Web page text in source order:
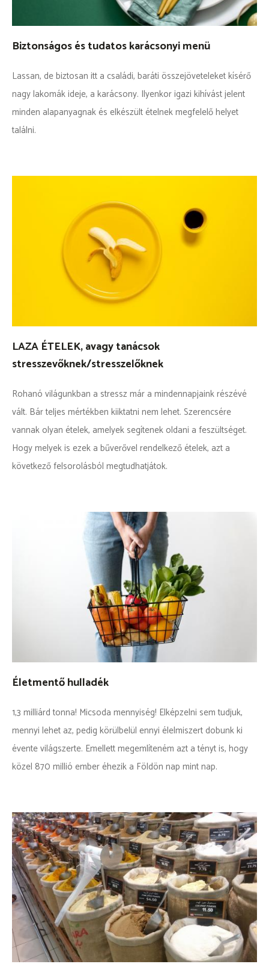
Biztonságos és tudatos karácsonyi menü
Lassan, de biztosan itt a családi, baráti összejöveteleket kísérő
nagy lakomák ideje, a karácsony. Ilyenkor igazi kihívást jelent
minden alapanyagnak és elkészült ételnek megfelelő helyet
találni.
LAZA ÉTELEK, avagy tanácsok
stresszevőknek/stresszelőknek
Rohanó világunkban a stressz már a mindennapjaink részévé
vált. Bár teljes mértékben kiiktatni nem lehet. Szerencsére
vannak olyan ételek, amelyek segítenek oldani a feszültséget.
Hogy melyek is ezek a bűverővel rendelkező ételek, azt a
következő felsorolásból megtudhatjátok.
Életmentő hulladék
1,3 milliárd tonna! Micsoda mennyiség! Elképzelni sem tudjuk,
mennyi lehet az, pedig körülbelül ennyi élelmiszert dobunk ki
évente világszerte. Emellett megemlíteném azt a tényt is, hogy
közel 870 millió ember éhezik a Földön nap mint nap.